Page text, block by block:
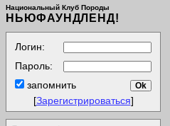
Национальный Клуб Породы
НЬЮФАУНДЛЕНД!
Логин:
Пароль:
запомнить
[Зарегистрироваться]